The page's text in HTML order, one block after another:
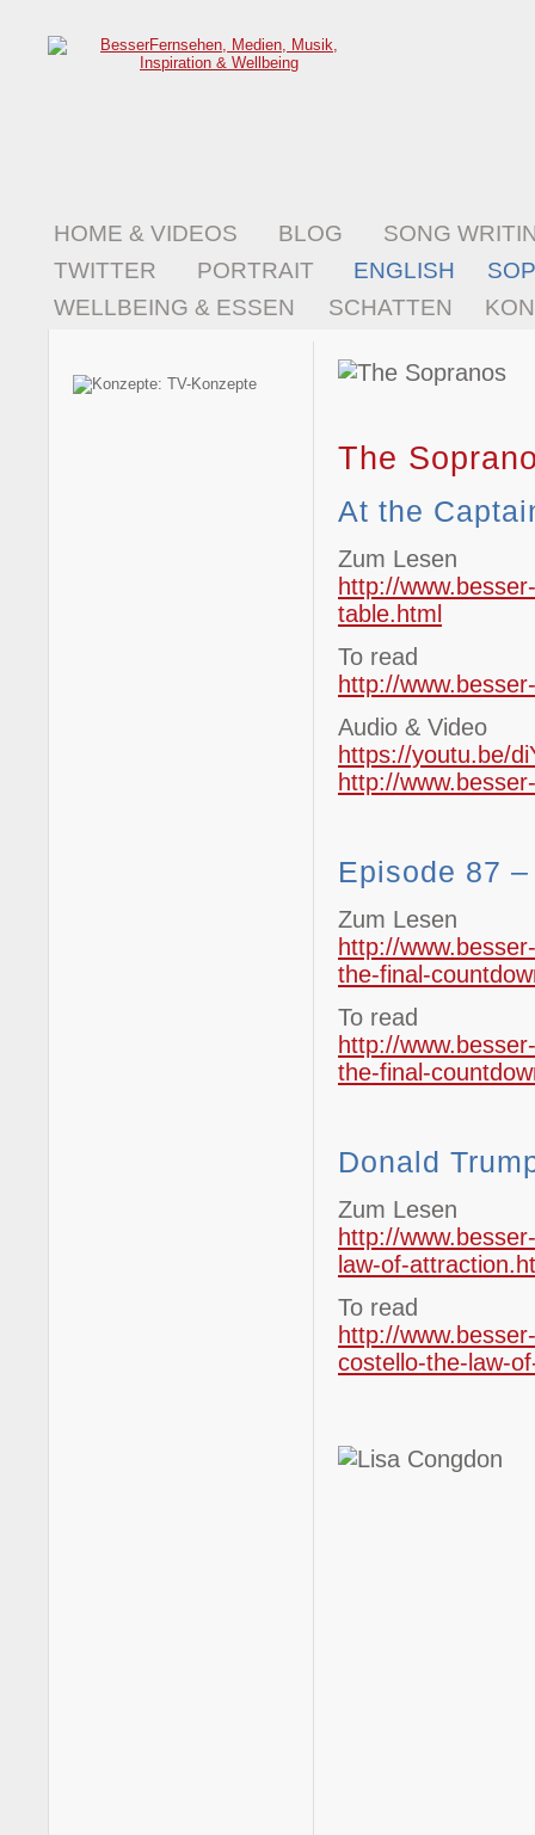
HOME & VIDEOS BLOG
SONG
TWITTER
PORTRAIT ENGLISH
WELLBEING & ESSEN
SCHATTEN
The
At the
Zum Lesen
http://
table.html
To read
http://
Audio & Video
https://youtu.be/
http://
Episode 87
Zum Lesen
http://
the-final-
To read
http://
the-final-
Donald
Zum Lesen
http://
law-of-
To read
http://
costello-the-law-